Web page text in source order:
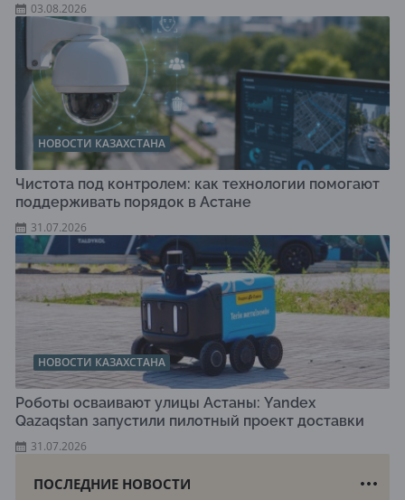
03.08.2026
НОВОСТИ КАЗАХСТАНА
Чистота под контролем: как технологии помогают
поддерживать порядок в Астане
31.07.2026
НОВОСТИ КАЗАХСТАНА
Роботы осваивают улицы Астаны: Yandex
Qazaqstan запустили пилотный проект доставки
31.07.2026
ПОСЛЕДНИЕ НОВОСТИ